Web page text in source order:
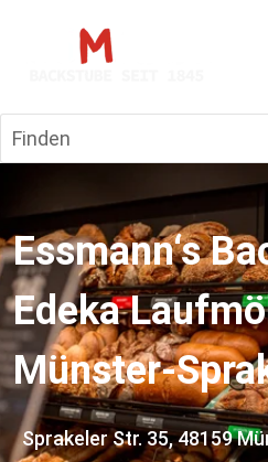
Finden
Essmann‘s
Edeka
Münster-
Sprakeler Str. 35, 48159